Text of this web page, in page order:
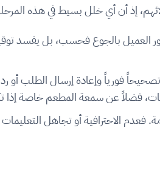
إذ أن أي خلل بسيط في هذه
العميل بالجوع فحسب، بل يفسد
فورياً وإعادة إرسال الطلب أو
فضلاً عن سمعة المطعم خاصة إذا
فعدم الاحترافية أو تجاهل